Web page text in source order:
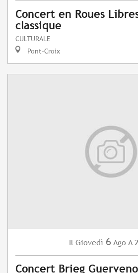
Concert en Roues
classique
CULTURALE
Pont-Croix
Il Giovedì 6 Ago A
Concert Brieg Guerveno